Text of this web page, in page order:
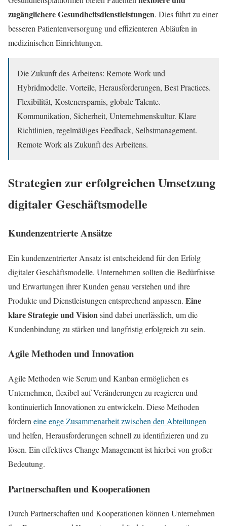
zugänglichere Gesundheitsdienstleistungen. Dies führt zu einer
besseren Patientenversorgung und effizienteren Abläufen in
medizinischen Einrichtungen.
Die Zukunft des Arbeitens: Remote Work und
Hybridmodelle. Vorteile, Herausforderungen, Best Practices.
Flexibilität, Kostenersparnis, globale Talente.
Kommunikation, Sicherheit, Unternehmenskultur. Klare
Richtlinien, regelmäßiges Feedback, Selbstmanagement.
Remote Work als Zukunft des Arbeitens.
Strategien zur erfolgreichen Umsetzung
digitaler Geschäftsmodelle
Kundenzentrierte Ansätze
Ein kundenzentrierter Ansatz ist entscheidend für den Erfolg
digitaler Geschäftsmodelle. Unternehmen sollten die Bedürfnisse
und Erwartungen ihrer Kunden genau verstehen und ihre
Produkte und Dienstleistungen entsprechend anpassen. Eine
klare Strategie und Vision sind dabei unerlässlich, um die
Kundenbindung zu stärken und langfristig erfolgreich zu sein.
Agile Methoden und Innovation
Agile Methoden wie Scrum und Kanban ermöglichen es
Unternehmen, flexibel auf Veränderungen zu reagieren und
kontinuierlich Innovationen zu entwickeln. Diese Methoden
fördern eine enge Zusammenarbeit zwischen den Abteilungen
und helfen, Herausforderungen schnell zu identifizieren und zu
lösen. Ein effektives Change Management ist hierbei von großer
Bedeutung.
Partnerschaften und Kooperationen
Durch Partnerschaften und Kooperationen können Unternehmen